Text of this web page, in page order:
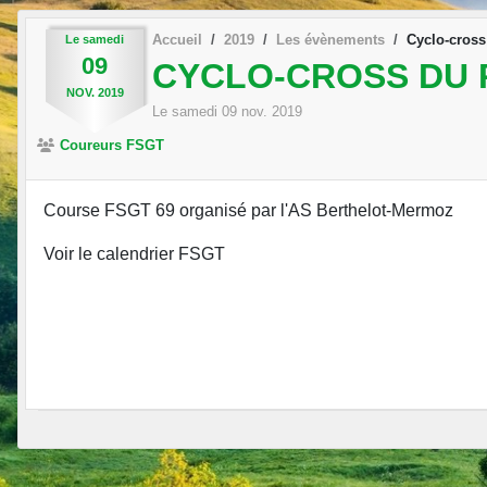
Le samedi
09
NOV. 2019
Accueil 2019 Les évènements Cyclo-
CYCLO-CROSS DU
Le samedi 09 nov. 2019
Coureurs FSGT
Course FSGT 69 organisé par l'AS Berthelot-Mermoz
Voir le calendrier FSGT